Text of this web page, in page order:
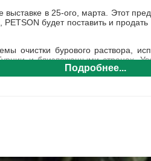
в 25-ого, марта. Этот
будет поставить и продать
очистки бурового раствора,
и близлежащыми странах.
Подробнее...